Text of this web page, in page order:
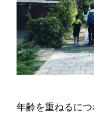
年齢を重ねるに